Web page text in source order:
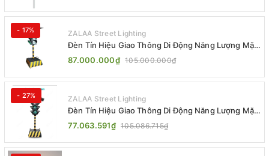
- 17% ZALAA Street Lighting
Đèn Tín Hiệu Giao Thông Di Động Năng Lượng Mặt
Trời ZALAA ZL-300A-D
87.000.000₫ 105.000.000₫
- 27% ZALAA Street Lighting
Đèn Tín Hiệu Giao Thông Di Động Năng Lượng Mặt
Trời ZALAA ZL-409300C
77.063.591₫ 105.086.715₫